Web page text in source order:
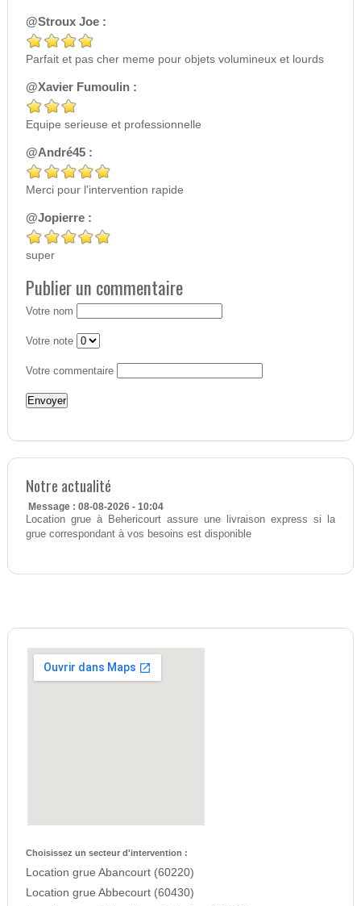
@Stroux Joe :
Parfait et pas cher meme pour objets volumineux et lourds
@Xavier Fumoulin :
Equipe serieuse et professionnelle
@André45 :
Merci pour l'intervention rapide
@Jopierre :
super
Publier un commentaire
Votre nom
Votre note
Votre commentaire
Notre actualité
Message : 08-08-2026 - 10:04
Location grue à Behericourt assure une livraison express si la
grue correspondant à vos besoins est disponible
Choisissez un secteur d'intervention :
Location grue Abancourt (60220)
Location grue Abbecourt (60430)